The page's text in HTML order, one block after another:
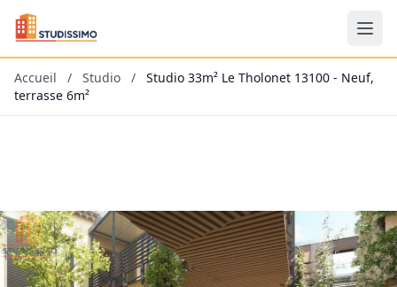
Accueil / Studio /
Studio 33m² Le Tholonet 13100 - Neuf,
terrasse 6m²